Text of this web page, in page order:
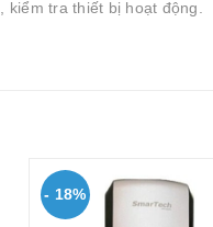
tra thiết bị hoạt động.
- 18%